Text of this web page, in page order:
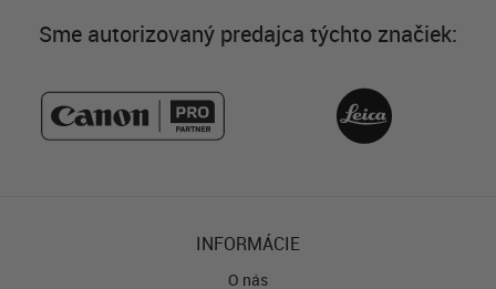
Sme autorizovaný predajca týchto značiek:
INFORMÁCIE
O nás